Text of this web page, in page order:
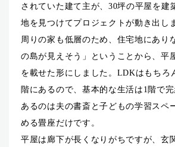
されていた建て主が、30坪の平屋を建
地を見つけてプロジェクトが動き出し
周りの家も低層のため、住宅地にあり
の島が見えそう」ということから、平
を載せた形にしました。LDKはもちろ
階にあるので、基本的な生活は1階で
あるのは夫の書斎と子どもの学習スペ
める畳座だけです。
平屋は廊下が長くなりがちですが、玄